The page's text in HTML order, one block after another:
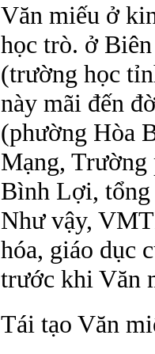
Văn miếu ở
học trò. ở
(trường học
này mãi đến
(phường Hòa
Mạng, Trường
Bình Lợi,
Như vậy,
hóa, giáo dục
trước khi Văn
Tái tạo Văn